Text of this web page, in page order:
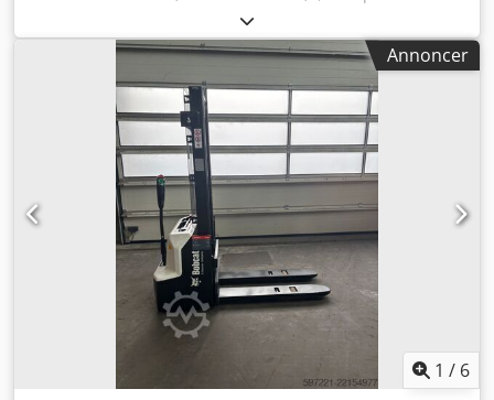
, fri løftehøjde:
lastcentrum:500 mm, brændstoftype:elektrisk,
, bygningshøjde:2.180 mm,
batterispænding:48 V, gaffellængde:1.200 mm
forhjulsdækstørrelse:23X9-10, bagdækseldimension:
, samlet vægt: 3.552 kg, 5141046 Codpfey Hau Isx Alnsha
Serienummer: FBA47-4880-01823 Batteridetaljer: 48V
600Ah lithiumbatteri
Annoncer
1 / 6